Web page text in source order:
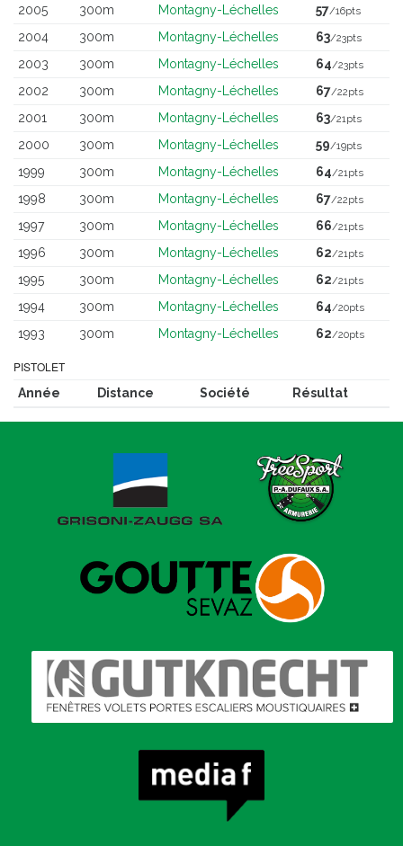
2005 300m Montagny-Léchelles 57/16pts
2004 300m Montagny-Léchelles 63/23pts
2003 300m Montagny-Léchelles 64/23pts
2002 300m Montagny-Léchelles 67/22pts
2001 300m Montagny-Léchelles 63/21pts
2000 300m Montagny-Léchelles 59/19pts
1999 300m Montagny-Léchelles 64/21pts
1998 300m Montagny-Léchelles 67/22pts
1997 300m Montagny-Léchelles 66/21pts
1996 300m Montagny-Léchelles 62/21pts
1995 300m Montagny-Léchelles 62/21pts
1994 300m Montagny-Léchelles 64/20pts
1993 300m Montagny-Léchelles 62/20pts
PISTOLET
Année Distance Société Résultat